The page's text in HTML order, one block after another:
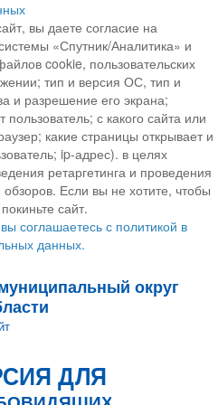
вы даете согласие на
«Спутник/Аналитика» и
cookie, пользовательских
тип и версия ОС, тип и
и разрешение его экрана;
с какого сайта или
какие страницы открывает и
ip-адрес). в целях
ретаргетинга и проведения
обзоров. Если вы не хотите, чтобы
сайт.
соглашаетесь с политикой в
данных.